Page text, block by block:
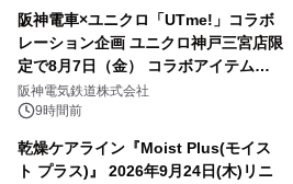
阪神電車×ユニクロ「UTme!」コラボ
レーション企画 ユニクロ神戸三宮店限
定で8月7日（金） コラボアイテムが
発売決定！
阪神電気鉄道株式会社
9時間前
乾燥ケアライン『Moist Plus(モイス
ト プラス)』 2026年9月24日(木)リニ